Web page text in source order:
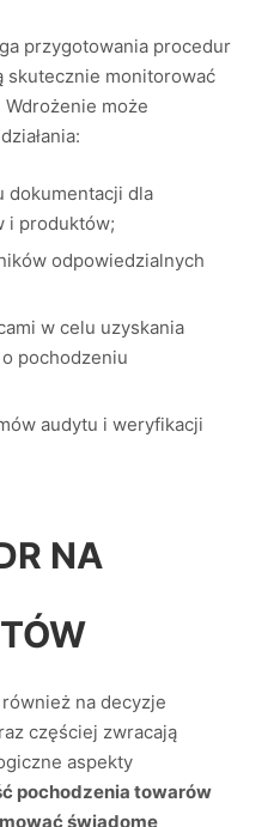
przygotowania procedur
skutecznie monitorować
może
dokumentacji dla
i produktów;
odpowiedzialnych
w celu uzyskania
pochodzeniu
audytu i weryfikacji
NA
na decyzje
częściej zwracają
aspekty
pochodzenia towarów
świadome